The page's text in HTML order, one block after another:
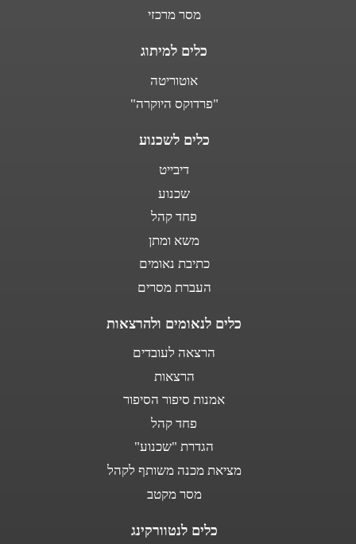
מסר מרכזי
כלים למיתוג
אוטוריטה
"פרדוקס היוקרה"
כלים לשכנוע
דיבייט
שכנוע
פחד קהל
משא ומתן
כתיבת נאומים
העברת מסרים
כלים לנאומים ולהרצאות
הרצאה לעובדים
הרצאות
אמנות סיפור הסיפור
פחד קהל
הגדרת "שכנוע"
מציאת מכנה משותף לקהל
מסר מקטב
כלים לנטוורקינג